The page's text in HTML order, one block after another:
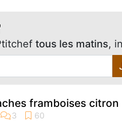
tous les matins,
framboises citron